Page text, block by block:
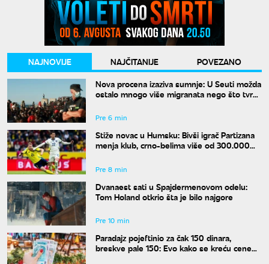
NAJNOVIJE NAJČITANIJE
POVEZANO
Nova procena izaziva sumnje: U Seuti možda
ostalo mnogo više migranata nego što tvrdi
Pre 6 min
Stiže novac u Humsku: Bivši igrač Partizana
menja klub, crno-belima više od 300.000
Pre 8 min
Dvanaest sati u Spajdermenovom odelu:
Tom Holand otkrio šta je bilo najgore
Pre 10 min
Paradajz pojeftinio za čak 150 dinara,
breskve pale 150: Evo kako se kreću cene